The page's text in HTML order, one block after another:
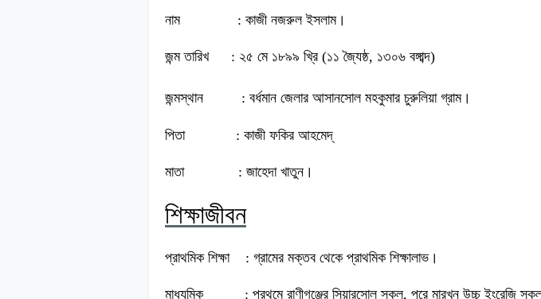
নাম : কাজী নজরুল ইসলাম।
জন্ম তারিখ : ২৫ মে ১৮৯৯ খ্রি (১১ জ্যৈষ্ঠ, ১৩০৬ বঙ্গাব্দ)
জন্মস্থান : বর্ধমান জেলার আসানসোল মহকুমার চুরুলিয়া গ্রাম।
পিতা : কাজী ফকির আহমেদ্
মাতা : জাহেদা খাতুন।
শিক্ষাজীবন
প্রাথমিক শিক্ষা : গ্রামের মক্তব থেকে প্রাথমিক শিক্ষালাভ।
মাধ্যমিক
: প্রথমে রাণীগঞ্জের সিয়ারসোল স্কুল, পরে মারখুন উচ্চ ইংরেজি